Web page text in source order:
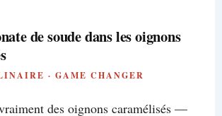
de soude dans les oignons
· GAME CHANGER
des oignons caramélisés —